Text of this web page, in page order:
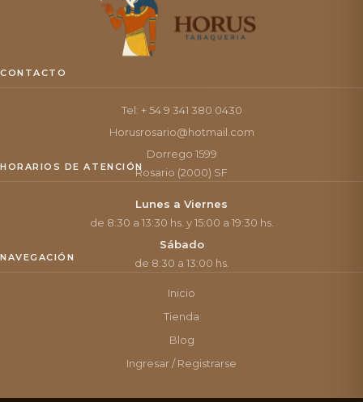
CONTACTO
Tel: + 54 9 341 380 0430
Horusrosario@hotmail.com
Dorrego 1599
Rosario (2000) SF
HORARIOS DE ATENCIÓN
Lunes a Viernes
de 8:30 a 13:30 hs. y 15:00 a 19:30 hs.
Sábado
de 8:30 a 13:00 hs.
NAVEGACIÓN
Inicio
Tienda
Blog
Ingresar / Registrarse